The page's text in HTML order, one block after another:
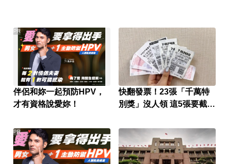
伴侶和妳一起預防HPV，
才有資格說愛妳！
PR
快翻發票！23張「千萬特
別獎」沒人領 這5張要截止
PR